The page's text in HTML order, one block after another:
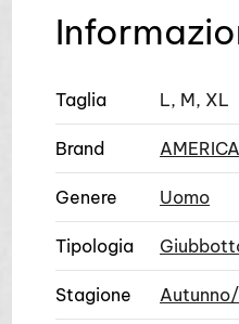
Taglia L, M, XL
Brand
Genere Uomo
Tipologia
Stagione